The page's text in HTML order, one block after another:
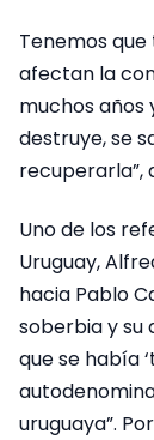
Tenemos
afectan la
muchos años
destruye, se
recuperarla”,
Uno de los
Uruguay,
hacia Pablo
soberbia y su
que se había
uruguaya”.